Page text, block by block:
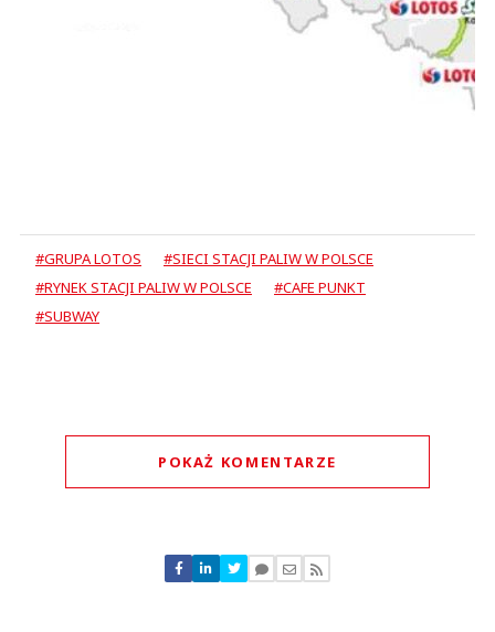
#GRUPA LOTOS
#SIECI STACJI PALIW W POLSCE
#RYNEK STACJI PALIW W POLSCE
#CAFE PUNKT
#SUBWAY
POKAŻ KOMENTARZE